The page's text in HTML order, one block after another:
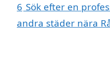
6 Sök efter en
andra städer nära